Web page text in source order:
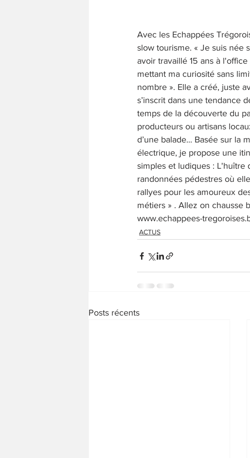
Avec les Echappées
slow tourisme. « Je suis
avoir travaillé 15 ans à
mettant ma curiosité sans
nombre ». Elle a créé, juste
s’inscrit dans une tendance
temps de la découverte du
producteurs ou artisans
d’une balade... Basée sur la
électrique, je propose une
simples et ludiques :
randonnées pédestres où
rallyes pour les amoureux
métiers » . Allez on
www.echappees-
ACTUS
Posts récents